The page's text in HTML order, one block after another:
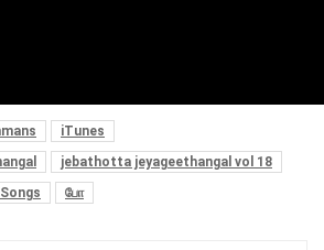
iTunes
jebathotta jeyageethangal vol 18
போ